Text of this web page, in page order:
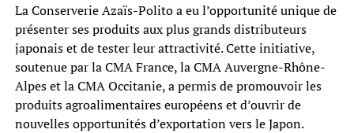
La Conserverie Azaïs-Polito a eu l’opportunité unique de
présenter ses produits aux plus grands distributeurs
japonais et de tester leur attractivité. Cette initiative,
soutenue par la CMA France, la CMA Auvergne-Rhône-
Alpes et la CMA Occitanie, a permis de promouvoir les
produits agroalimentaires européens et d’ouvrir de
nouvelles opportunités d’exportation vers le Japon.